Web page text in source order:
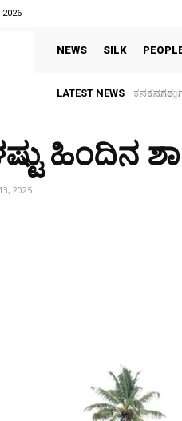
NEWS SILK
LATEST NEWS
ಹಿಂದಿನ
2025